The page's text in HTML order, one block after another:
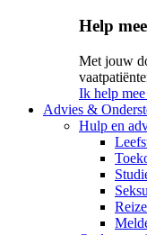
Help
Met jouw
Ik help
Advies &
Hulp en